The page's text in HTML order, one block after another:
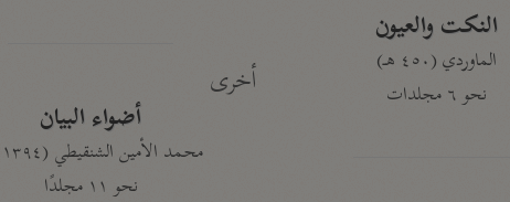
النكت والعيون
الماوردي (٤٥٠ هـ)
نحو ٦ مجلدات
أخرى
أضواء البيان
محمد الأمين الشنقيطي (١٣٩٤ هـ)
نحو ١١ مجلدًا